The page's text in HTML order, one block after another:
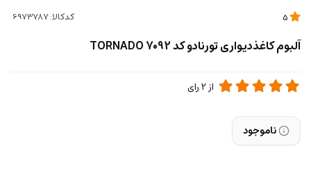
کدکالا:
آلبوم کاغذدیواری تورنادو کد 7092 TORNADO
از2رای
ناموجود